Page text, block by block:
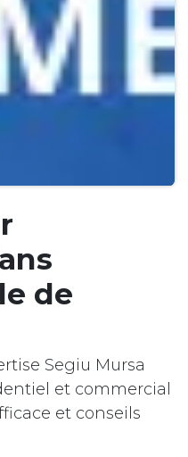
de
Segiu Mursa
et commercial
et conseils